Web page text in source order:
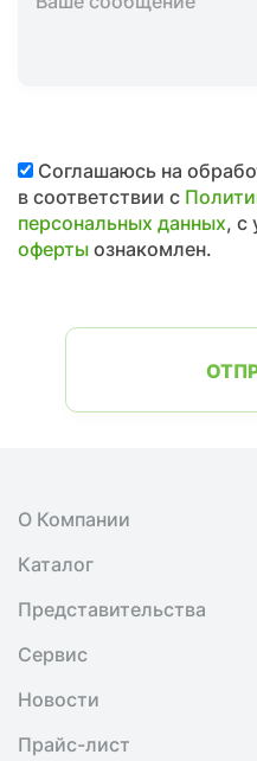
Соглашаюсь на
в соответствии с
персональных данных, с
офертыознакомлен.
О Компании
Каталог
Представительства
Сервис
Новости
Прайс-лист